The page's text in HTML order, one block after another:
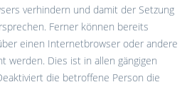
verhindern und damit der Setzung
Ferner können bereits
einen Internetbrowser oder andere
werden. Dies ist in allen gängigen
die betroffene Person die